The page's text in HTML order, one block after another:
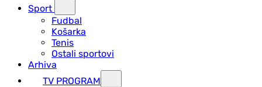
Sport
Fudbal
Košarka
Tenis
Ostali sportovi
Arhiva
TV PROGRAM